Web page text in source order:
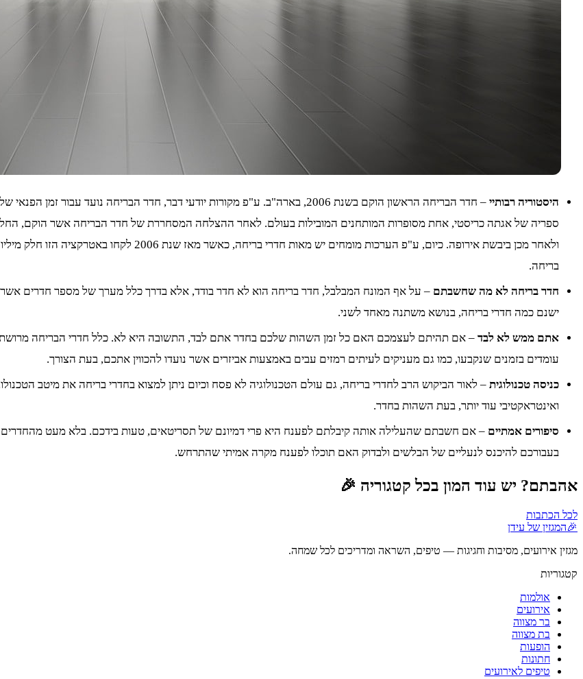
היסטוריה רבותיי
– חדר הבריחה הראשון הוקם בשנת 2006, בארה"ב. ע"פ מקורות יודעי דבר, חדר הבריחה
ספריה של אגתה כריסטי, אחת מסופרות המותחנים המובילות בעולם. לאחר ההצלחה המסחררת של חדר הבריחה אשר הוקם, החלו
ולאחר מכן ביבשת אירופה. כיום, ע"פ הערכות מומחים יש
בריחה.
חדר בריחה לא מה שחשבתם – על אף המונח המבלבל, חדר בריחה הוא לא חדר בודד, אלא בדרך כלל מערך של מספר חדרים אשר
ישנם כמה חדרי בריחה, בנושא משתנה מאחד לשני.
אתם ממש לא לבד– אם תהיתם לעצמכם האם כל זמן השהות שלכם בחדר אתם לבד, התשובה היא לא. כלל חדרי הבריחה
עומדים בזמנים שנקבעו, כמו גם מעניקים לעיתים רמזים עבים באמצעות אביזרים אשר נועדו להכווין אתכם, בעת הצורך.
כניסה טכנולוגית– לאור הביקוש הרב לחדרי בריחה, גם עולם הטכנולוגיה לא פסח וכיום ניתן למצוא בחדרי בריחה את מיטב
ואינטראקטיבי עוד יותר, בעת השהות בחדר.
סיפורים אמתיים – אם חשבתם שהעלילה אותה קיבלתם לפענח היא פרי דמיונם של תסריטאים, טעות בידכם. בלא מעט מהחדרים
בעבורכם להיכנס לנעליים של הבלשים ולבדוק האם תוכלו לפענח מקרה אמיתי שהתרחש.
אהבתם? יש עוד המון בכל קטגוריה 🎉
לכל הכתבות
🎉המגזין של עידן
מגזין אירועים, מסיבות וחגיגות — טיפים, השראה ומדריכים לכל שמחה.
קטגוריות
אולמות
אירועים
בר מצווה
בת מצווה
הופעות
חתונות
טיפים לאירועים